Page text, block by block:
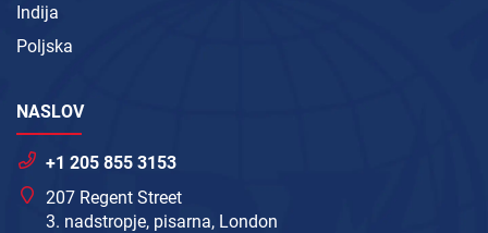
Indija
Poljska
NASLOV
+1 205 855 3153
207 Regent Street
3. nadstropje, pisarna, London